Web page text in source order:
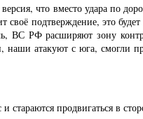
что вместо удара по
подтверждение, это
РФ расширяют зону
наши атакуют с юга,
продвигаться в